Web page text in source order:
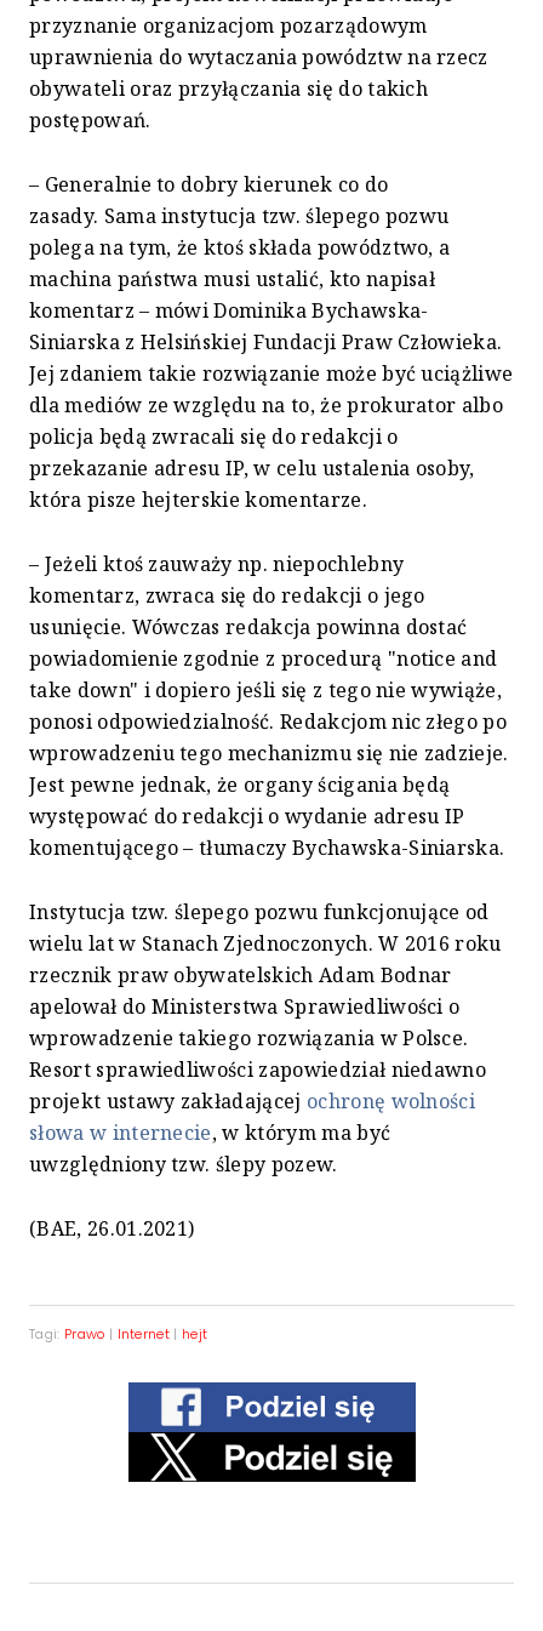
przyznanie organizacjom pozarządowym
uprawnienia do wytaczania powództw na rzecz
obywateli oraz przyłączania się do takich
postępowań.
– Generalnie to dobry kierunek co do
zasady. Sama instytucja tzw. ślepego pozwu
polega na tym, że ktoś składa powództwo, a
machina państwa musi ustalić, kto napisał
komentarz – mówi Dominika Bychawska-
Siniarska z Helsińskiej Fundacji Praw Człowieka.
Jej zdaniem takie rozwiązanie może być uciążliwe
dla mediów ze względu na to, że prokurator albo
policja będą zwracali się do redakcji o
przekazanie adresu IP, w celu ustalenia osoby,
która pisze hejterskie komentarze.
– Jeżeli ktoś zauważy np. niepochlebny
komentarz, zwraca się do redakcji o jego
usunięcie. Wówczas redakcja powinna dostać
powiadomienie zgodnie z procedurą "notice and
take down" i dopiero jeśli się z tego nie wywiąże,
ponosi odpowiedzialność. Redakcjom nic złego po
wprowadzeniu tego mechanizmu się nie zadzieje.
Jest pewne jednak, że organy ścigania będą
występować do redakcji o wydanie adresu IP
komentującego – tłumaczy Bychawska-Siniarska.
Instytucja tzw. ślepego pozwu funkcjonujące od
wielu lat w Stanach Zjednoczonych. W 2016 roku
rzecznik praw obywatelskich Adam Bodnar
apelował do Ministerstwa Sprawiedliwości o
wprowadzenie takiego rozwiązania w Polsce.
Resort sprawiedliwości zapowiedział niedawno
projekt ustawy zakładającej ochronę wolności
słowa w internecie, w którym ma być
uwzględniony tzw. ślepy pozew.
(BAE, 26.01.2021)
Tagi: Prawo | Internet | hejt